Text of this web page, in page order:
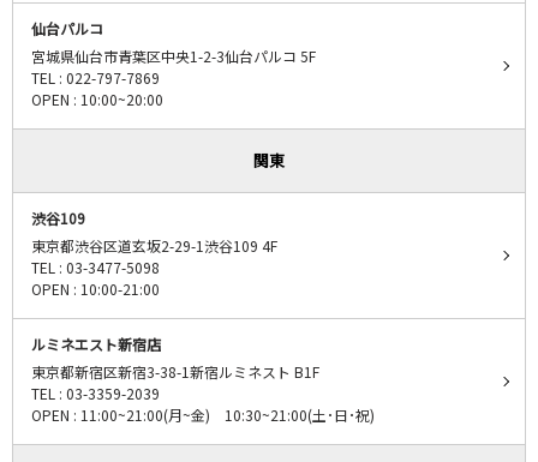
仙台パルコ
宮城県仙台市青葉区中央1-2-3仙台パルコ 5F
TEL : 022-797-7869
OPEN : 10:00~20:00
関東
渋谷109
東京都渋谷区道玄坂2-29-1渋谷109 4F
TEL : 03-3477-5098
OPEN : 10:00-21:00
ルミネエスト新宿店
東京都新宿区新宿3-38-1新宿ルミネスト B1F
TEL : 03-3359-2039
OPEN : 11:00~21:00(月~金) 10:30~21:00(土･日･祝)